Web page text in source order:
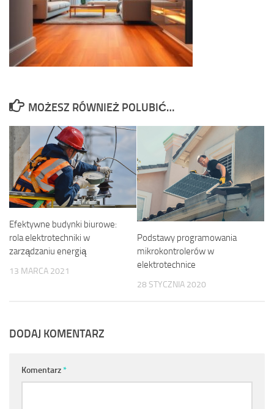
MOŻESZ RÓWNIEŻ POLUBIĆ…
Efektywne budynki biurowe:
rola elektrotechniki w
zarządzaniu energią
13 MARCA 2021
Podstawy programowania
mikrokontrolerów w
elektrotechnice
28 STYCZNIA 2020
DODAJ KOMENTARZ
Komentarz*